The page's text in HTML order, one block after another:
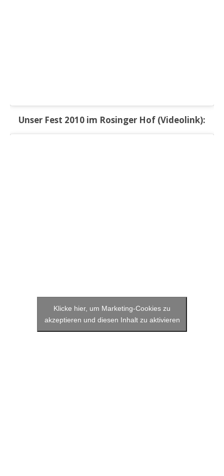
Unser Fest 2010 im Rosinger Hof (Videolink):
Klicke hier, um Marketing-Cookies zu
akzeptieren und diesen Inhalt zu aktivieren